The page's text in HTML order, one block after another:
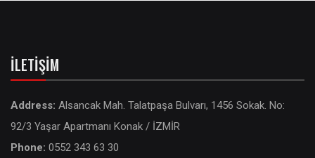
İLETIŞIM
Address: Alsancak Mah. Talatpaşa Bulvarı, 1456 Sokak. No:
92/3 Yaşar Apartmanı Konak / İZMİR
Phone: 0552 343 63 30